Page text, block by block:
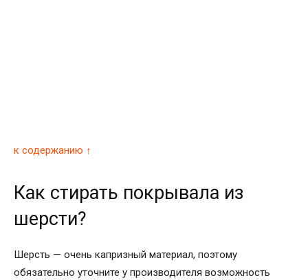
к содержанию ↑
Как стирать покрывала из
шерсти?
Шерсть — очень капризный материал, поэтому
обязательно уточните у производителя возможность